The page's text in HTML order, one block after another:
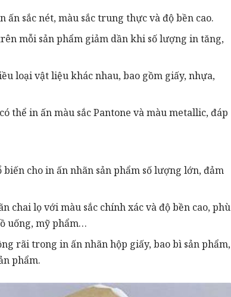
ấn sắc nét, màu sắc trung thực và độ bền cao.
mỗi sản phẩm giảm dần khi số lượng in tăng,
loại vật liệu khác nhau, bao gồm giấy, nhựa,
thể in ấn màu sắc Pantone và màu metallic, đáp
cho in ấn nhãn sản phẩm số lượng lớn, đảm
chai lọ với màu sắc chính xác và độ bền cao, phù
uống, mỹ phẩm…
rãi trong in ấn nhãn hộp giấy, bao bì sản phẩm,
phẩm.